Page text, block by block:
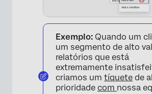
Exemplo: Quando um
um segmento de alto
relatórios que está
extremamente
criamos um tíquete de
prioridade com nossa